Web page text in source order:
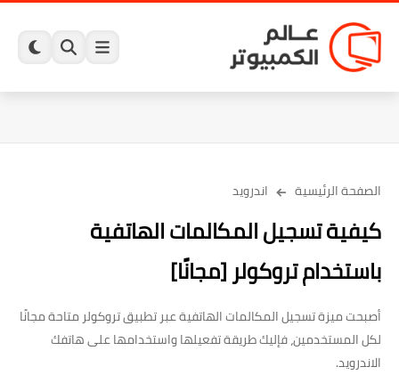
الصفحة الرئيسية اندرويد
كيفية تسجيل المكالمات الهاتفية
باستخدام تروكولر [مجانًا]
أصبحت ميزة تسجيل المكالمات الهاتفية عبر تطبيق تروكولر متاحة مجانًا
لكل المستخدمين، فإليك طريقة تفعيلها واستخدامها على هاتفك
الاندرويد.